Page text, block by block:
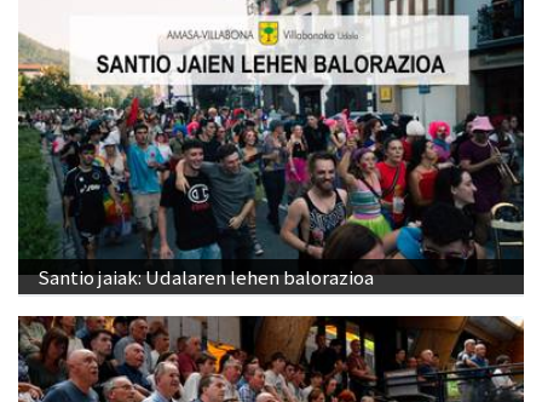
Santio jaiak: Udalaren lehen balorazioa